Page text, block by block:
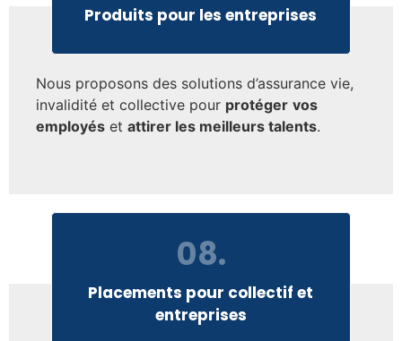
Produits pour les entreprises
Nous proposons des solutions d’assurance vie,
invalidité et collective pour protéger vos
employés et attirer les meilleurs talents.
08.
Placements pour collectif et
entreprises